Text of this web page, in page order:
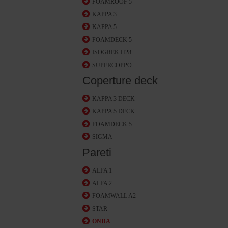
FOAMROOF 5
KAPPA 3
KAPPA 5
FOAMDECK 5
ISOGREK H28
SUPERCOPPO
Coperture deck
KAPPA 3 DECK
KAPPA 5 DECK
FOAMDECK 5
SIGMA
Pareti
ALFA 1
ALFA 2
FOAMWALL A2
STAR
ONDA